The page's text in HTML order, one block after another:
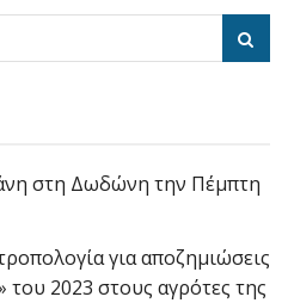
στη Δωδώνη την Πέμπτη
για αποζημιώσεις
του 2023 στους αγρότες της